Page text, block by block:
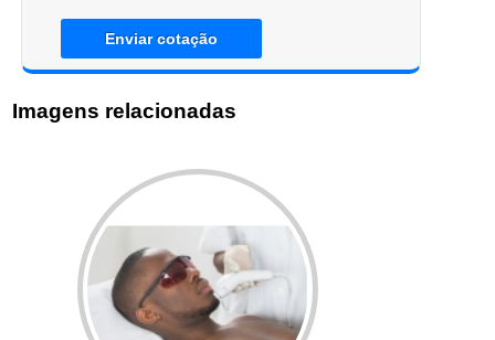
Enviar cotação
Imagens relacionadas